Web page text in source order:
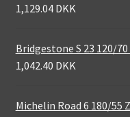
1,129.04 DKK
Bridgestone S 23 120/
1,042.40 DKK
Michelin Road 6 180/55